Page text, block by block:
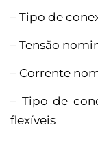
– Tipo de
– Tensão
– Corrente
– Tipo de
flexíveis